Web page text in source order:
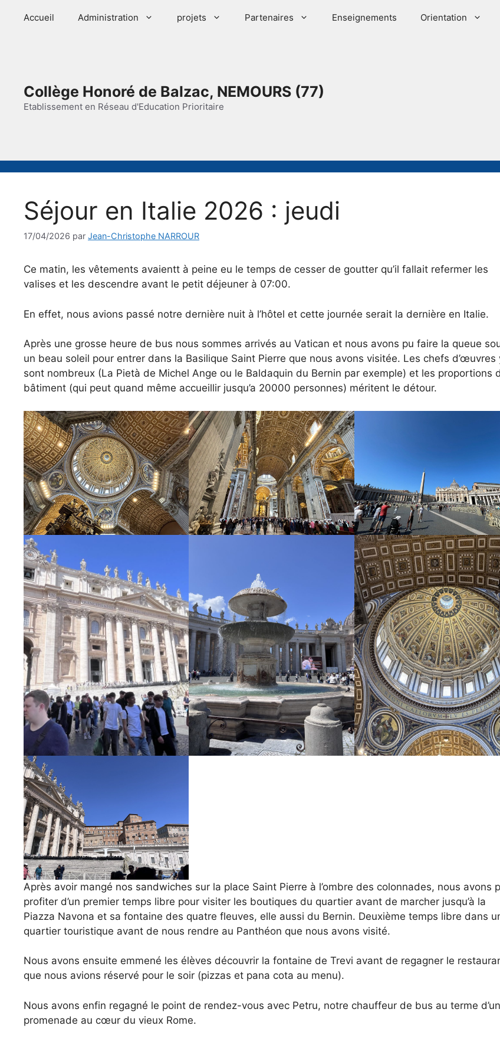
Accueil Administration projets Partenaires Enseignements Orientation
Collège Honoré de Balzac, NEMOURS (77)
Etablissement en Réseau d'Education Prioritaire
Séjour en Italie 2026 : jeudi
17/04/2026 par Jean-Christophe NARROUR
Ce matin, les vêtements avaientt à peine eu le temps de cesser de goutter qu’il fallait refermer les
valises et les descendre avant le petit déjeuner à 07:00.
En effet, nous avions passé notre dernière nuit à l’hôtel et cette journée serait la dernière en Italie.
Après une grosse heure de bus nous sommes arrivés au Vatican et nous avons pu faire la queue
un beau soleil pour entrer dans la Basilique Saint Pierre que nous avons visitée. Les chefs d’œuvres
sont nombreux (La Pietà de Michel Ange ou le Baldaquin du Bernin par exemple) et les proportions
bâtiment (qui peut quand même accueillir jusqu’a 20000 personnes) méritent le détour.
Après avoir mangé nos sandwiches sur la place Saint Pierre à l’ombre des colonnades, nous avons
profiter d’un premier temps libre pour visiter les boutiques du quartier avant de marcher jusqu’à la
Piazza Navona et sa fontaine des quatre fleuves, elle aussi du Bernin. Deuxième temps libre dans
quartier touristique avant de nous rendre au Panthéon que nous avons visité.
Nous avons ensuite emmené les élèves découvrir la fontaine de Trevi avant de regagner le
que nous avions réservé pour le soir (pizzas et pana cota au menu).
Nous avons enfin regagné le point de rendez-vous avec Petru, notre chauffeur de bus au terme
promenade au cœur du vieux Rome.